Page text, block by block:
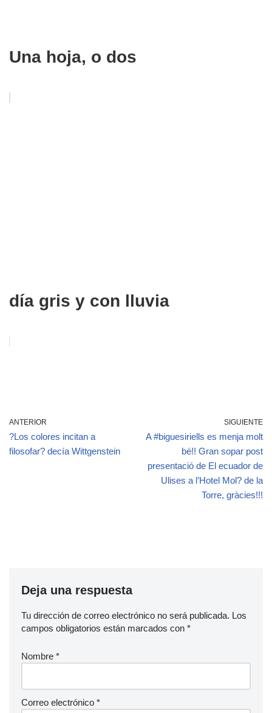
Una hoja, o dos
día gris y con lluvia
ANTERIOR
?Los colores incitan a
filosofar? decía Wittgenstein
SIGUIENTE
A #biguesiriells es menja molt
bé!! Gran sopar post
presentació de El ecuador de
Ulises a l’Hotel Mol? de la
Torre, gràcies!!!
Deja una respuesta
Tu dirección de correo electrónico no será publicada. Los
campos obligatorios están marcados con *
Nombre *
Correo electrónico *